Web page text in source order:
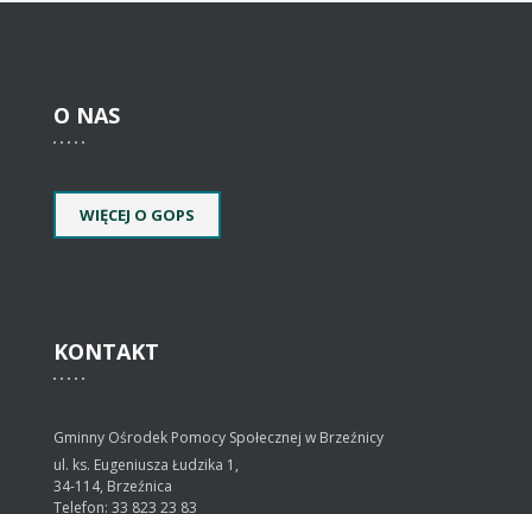
O NAS
WIĘCEJ O GOPS
KONTAKT
Gminny Ośrodek Pomocy Społecznej w Brzeźnicy
ul. ks. Eugeniusza Łudzika 1,
34-114, Brzeźnica
Telefon: 33 823 23 83